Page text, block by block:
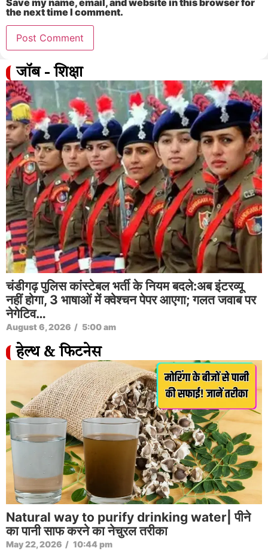
the next time I comment.
जॉब - शिक्षा
चंडीगढ़ पुलिस कांस्टेबल भर्ती के नियम बदले:अब इंटरव्यू
नहीं होगा, 3 भाषाओं में क्वेश्चन पेपर आएगा; गलत जवाब पर
नेगेटिव…
August 6, 2026 / 5:00 am
हेल्थ & फिटनेस
Natural way to purify drinking water| पीने
का पानी साफ करने का नेचुरल तरीका
May 22, 2026 / 10:44 pm